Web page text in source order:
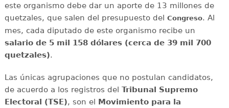
este organismo debe dar un aporte de 13 millones de
quetzales, que salen del presupuesto del Congreso. Al
mes, cada diputado de este organismo recibe un
salario de 5 mil 158 dólares (cerca de 39 mil 700
quetzales).
Las únicas agrupaciones que no postulan candidatos,
de acuerdo a los registros del Tribunal Supremo
Electoral (TSE), son el Movimiento para la